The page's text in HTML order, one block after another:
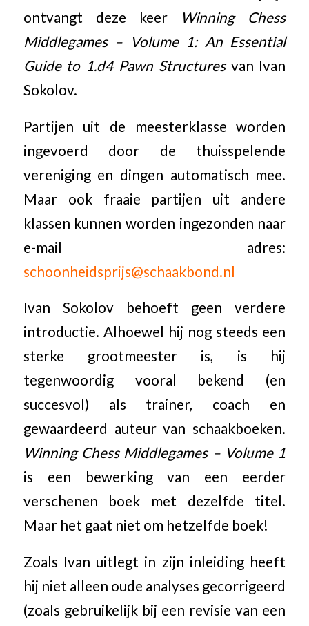
ontvangt deze keer
Winning Chess
Middlegames – Volume 1: An Essential
Guide to 1.d4 Pawn Structures van Ivan
Sokolov.
Partijen uit de meesterklasse worden
ingevoerd door de thuisspelende
vereniging en dingen automatisch mee.
Maar ook fraaie partijen uit andere
klassen kunnen worden ingezonden naar
e-mail adres:
schoonheidsprijs@schaakbond.nl
Ivan Sokolov behoeft geen verdere
introductie. Alhoewel hij nog steeds een
sterke grootmeester is, is hij
tegenwoordig vooral bekend (en
succesvol) als trainer, coach en
gewaardeerd auteur van schaakboeken.
Winning Chess Middlegames – Volume 1
is een bewerking van een eerder
verschenen boek met dezelfde titel.
Maar het gaat niet om hetzelfde boek!
Zoals Ivan uitlegt in zijn inleiding heeft
hij niet alleen oude analyses gecorrigeerd
(zoals gebruikelijk bij een revisie van een